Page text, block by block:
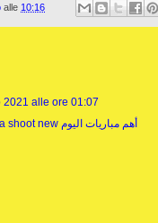
alle 10:16
2021 alle ore 01:07
يلا شوت نيوز | yalla shoot new أهم مباريات اليوم